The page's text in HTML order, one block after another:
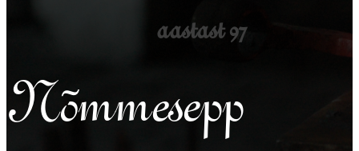
aastast 97
Nõmmesepp